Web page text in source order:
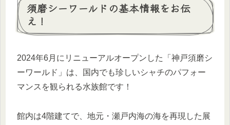
須磨シーワールドの基本情報をお伝
え！
2024年6月にリニューアルオープンした「神戸須磨シ
ーワールド」は、国内でも珍しいシャチのパフォー
マンスを観られる水族館です！
館内は4階建てで、地元・瀬戸内海の海を再現した展